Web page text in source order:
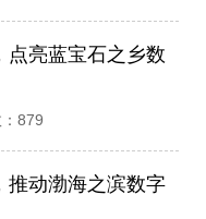
点亮蓝宝石之乡数
879
推动渤海之滨数字